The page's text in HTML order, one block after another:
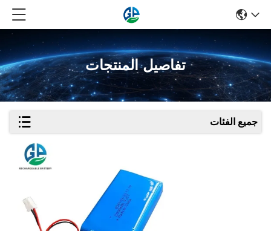
تفاصيل المنتجات
جميع الفئات